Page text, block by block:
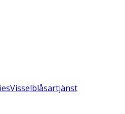
Visselblåsartjänst